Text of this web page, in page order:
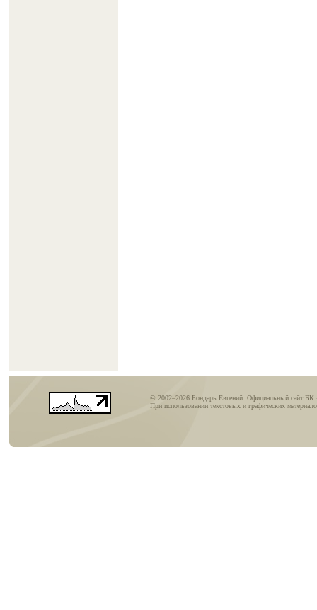
© 2002–2026 Бондарь Евгений. Официальный сайт БК
При использовании текстовых и графических